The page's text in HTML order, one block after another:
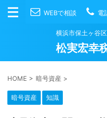
WEBで相談 電
横浜市保土ヶ谷
松実宏幸
HOME > 暗号資産 >
暗号資産 知識